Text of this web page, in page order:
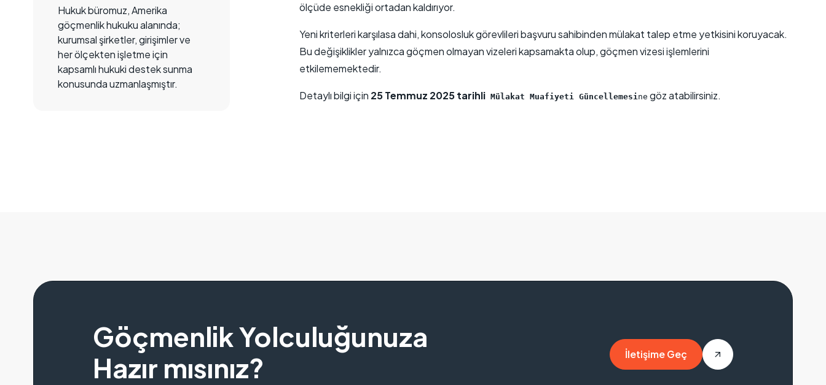
Hukuk büromuz, Amerika
göçmenlik hukuku alanında;
kurumsal şirketler, girişimler ve
her ölçekten işletme için
kapsamlı hukuki destek sunma
konusunda uzmanlaşmıştır.
ölçüde esnekliği ortadan kaldırıyor.
Yeni kriterleri karşılasa dahi, konsolosluk görevlileri başvuru sahibinden mülakat talep etme yetkisini koruyacak.
Bu değişiklikler yalnızca göçmen olmayan vizeleri kapsamakta olup, göçmen vizesi işlemlerini
etkilememektedir.
Detaylı bilgi için 25 Temmuz 2025 tarihli Mülakat Muafiyeti Güncellemesine göz atabilirsiniz.
Göçmenlik Yolculuğunuza
Hazır mısınız?
İletişime Geç
İletişime Geç